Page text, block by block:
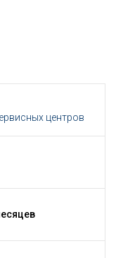
центров